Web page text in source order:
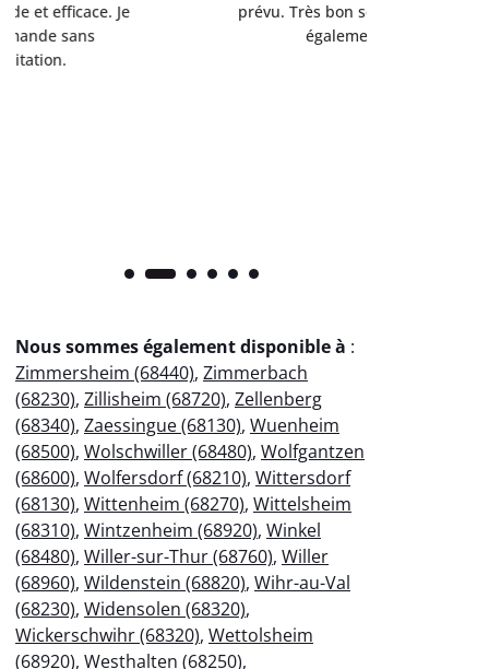
prévu. Très bon service client
Nous sommes également disponible à :
Zimmersheim (68440), Zimmerbach
(68230), Zillisheim (68720), Zellenberg
(68340), Zaessingue (68130), Wuenheim
(68500), Wolschwiller (68480), Wolfgantzen
(68600), Wolfersdorf (68210), Wittersdorf
(68130), Wittenheim (68270), Wittelsheim
(68310), Wintzenheim (68920), Winkel
(68480), Willer-sur-Thur (68760), Willer
(68960), Wildenstein (68820), Wihr-au-Val
(68230), Widensolen (68320),
Wickerschwihr (68320), Wettolsheim
(68920), Westhalten (68250),